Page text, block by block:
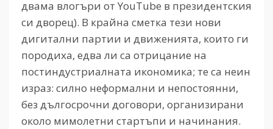
двама влогъри от YouTube в президентския
си дворец). В крайна сметка тези нови
дигитални партии и движенията, които ги
породиха, едва ли са отрицание на
постиндустриалната икономика; те са неин
израз: силно неформални и непостоянни,
без дългосрочни договори, организирани
около мимолетни стартъпи и начинания.